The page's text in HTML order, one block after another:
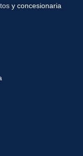
y concesionaria